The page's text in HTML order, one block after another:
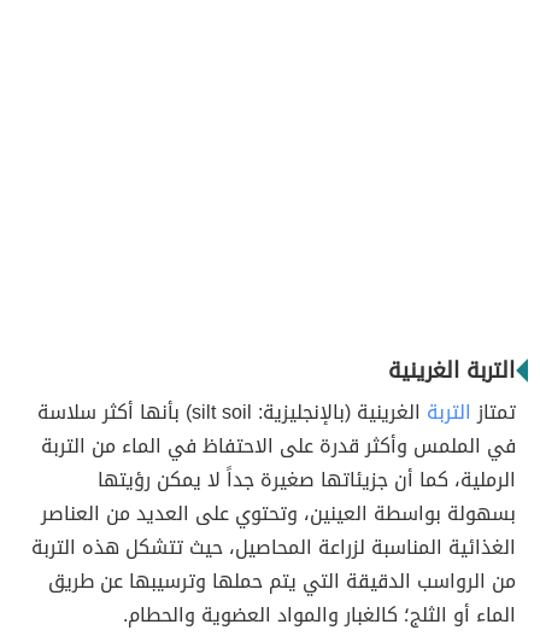
التربة الغرينية
تمتازالتربة
الغرينية (بالإنجليزية: silt soil) بأنها أكثر سلاسة
في الملمس وأكثر قدرة على الاحتفاظ في الماء من التربة
الرملية، كما أن جزيئاتها صغيرة جداً لا يمكن رؤيتها
بسهولة بواسطة العينين، وتحتوي على العديد من العناصر
الغذائية المناسبة لزراعة المحاصيل، حيث تتشكل هذه التربة
من الرواسب الدقيقة التي يتم حملها وترسيبها عن طريق
الماء أو الثلج؛ كالغبار والمواد العضوية والحطام.